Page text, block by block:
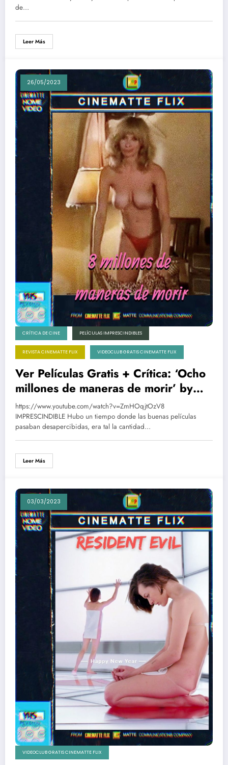
de…
Leer Más
26/05/2023
CRÍTICA DE CINE PELÍCULAS IMPRESCINDIBLES
REVISTA CINEMATTE FLIX VIDEOCLUB GRATIS CINEMATTE FLIX
Ver Películas Gratis + Crítica: ‘Ocho
millones de maneras de morir’ by
Lucen | Antes de ‘Drive’ y ‘GTA’
https://www.youtube.com/watch?v=ZmHOqjtOzV8
IMPRESCINDIBLE Hubo un tiempo donde las buenas películas
pasaban desapercibidas, era tal la cantidad…
Leer Más
03/03/2023
VIDEOCLUB GRATIS CINEMATTE FLIX